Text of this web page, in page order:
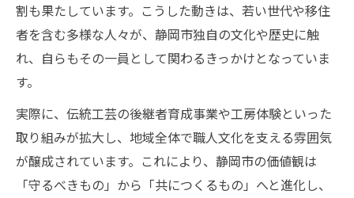
割も果たしています。こうした動きは、若い世代や移住
者を含む多様な人々が、静岡市独自の文化や歴史に触
れ、自らもその一員として関わるきっかけとなっていま
す。
実際に、伝統工芸の後継者育成事業や工房体験といった
取り組みが拡大し、地域全体で職人文化を支える雰囲気
が醸成されています。これにより、静岡市の価値観は
「守るべきもの」から「共につくるもの」へと進化し、